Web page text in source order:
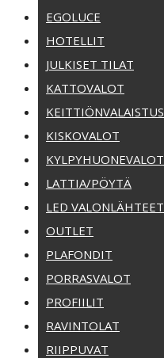
EGOLUCE
HOTELLIT
JULKISET TILAT
KATTOVALOT
KEITTIÖNVALAISTUS
KISKOVALOT
KYLPYHUONEVALOT
LATTIA/PÖYTÄ
LED VALONLÄHTEET
OUTLET
PLAFONDIT
PORRASVALOT
PROFIILIT
RAVINTOLAT
RIIPPUVAT